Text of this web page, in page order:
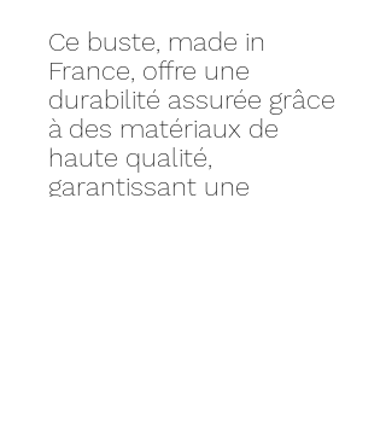
Ce buste, made in
France, offre une
durabilité assurée grâce
à des matériaux de
haute qualité,
garantissant une